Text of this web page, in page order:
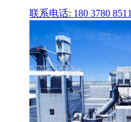
联系电话: 180 3780 8511